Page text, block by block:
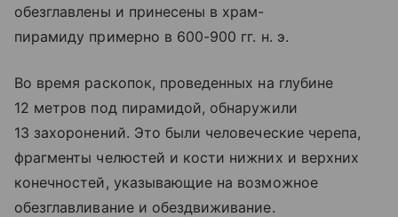
обезглавлены и принесены в храм-
пирамиду примерно в 600-900 гг. н. э.
Во время раскопок, проведенных на глубине
12 метров под пирамидой, обнаружили
13 захоронений. Это были человеческие черепа,
фрагменты челюстей и кости нижних и верхних
конечностей, указывающие на возможное
обезглавливание и обездвиживание.